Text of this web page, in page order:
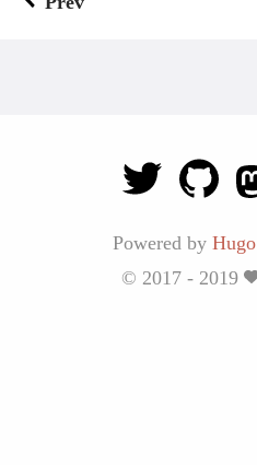
Powered by Hugo
© 2017 - 2019